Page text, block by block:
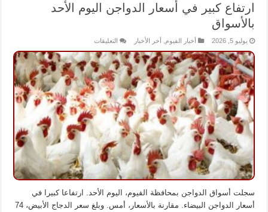
ارتفاع كبير في أسعار الدواجن اليوم الأحد
بالأسواق
يوليو 5, 2026 أخبار الفيوم أخر الأخبار التعليقاتعلى
كبير
في
أسعار
الدواجن
اليوم
الأحد
بالأسواق
مغلقة
سجلت أسواق الدواجن بمحافظة الفيوم، اليوم الأحد. ارتفاعا كبيرا في
أسعار الدواجن البيضاء. مقارنة بالأسعار، أمس. وبلغ سعر الدجاج الأبيض، 74